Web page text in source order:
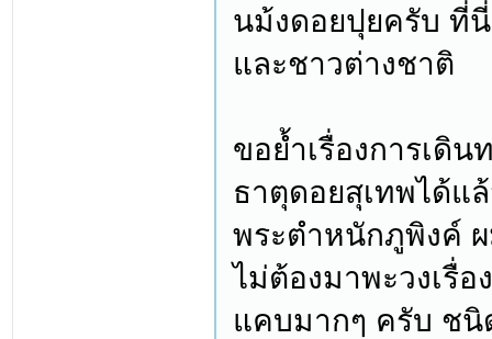
นม้งดอยปุยครับ ที่
และชาวต่างชาติ
ขอย้ำเรื่องการเดิ
ธาตุดอยสุเทพได้แ
พระตำหนักภูพิงค์
ไม่ต้องมาพะวงเรื่
แคบมากๆ ครับ ชนิ